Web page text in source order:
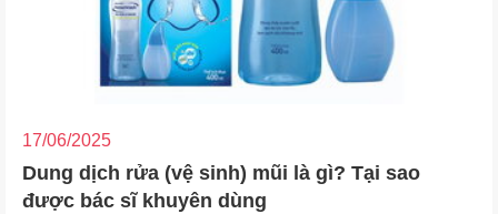
17/06/2025
Dung dịch rửa (vệ sinh) mũi là gì? Tại sao
được bác sĩ khuyên dùng